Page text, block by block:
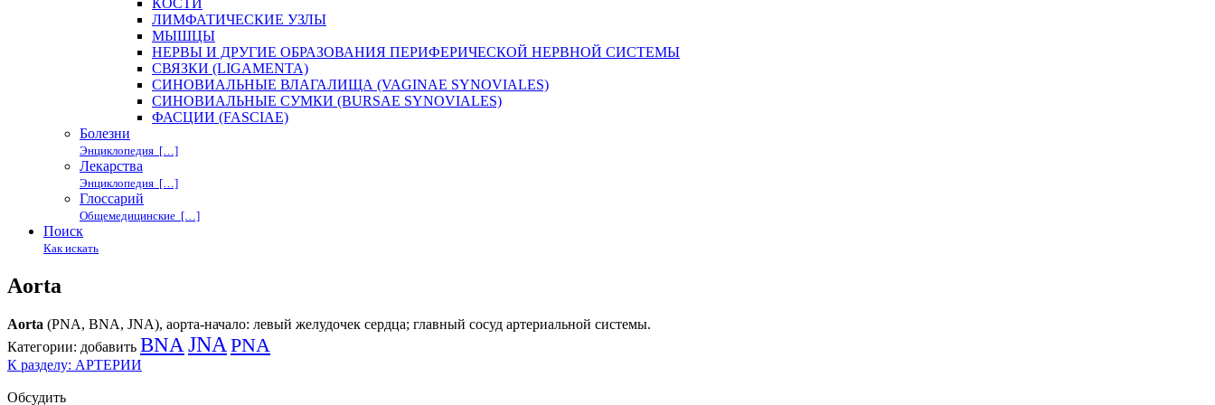
КОСТИ
ЛИМФАТИЧЕСКИЕ УЗЛЫ
МЫШЦЫ
НЕРВЫ И ДРУГИЕ ОБРАЗОВАНИЯ ПЕРИФЕРИЧЕСКОЙ НЕРВНОЙ СИСТЕМЫ
СВЯЗКИ (LIGAMENTA)
СИНОВИАЛЬНЫЕ ВЛАГАЛИЩА (VAGINAE SYNOVIALES)
СИНОВИАЛЬНЫЕ СУМКИ (BURSAE SYNOVIALES)
ФАСЦИИ (FASCIAE)
Болезни
Энциклопедия […]
Лекарства
Энциклопедия […]
Глоссарий
Общемедицинские […]
Поиск
Как искать
Aorta
Aorta (PNA, BNA, JNA), аорта-начало: левый желудочек сердца; главный сосуд артериальной системы.
Категории: добавить BNA JNA PNA
К разделу: АРТЕРИИ
Обсудить